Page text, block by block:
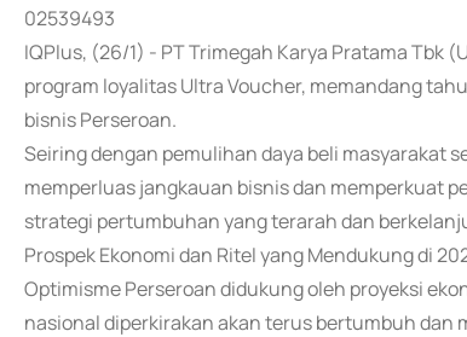
02539493
IQPlus, (26/1) - PT Trimegah Karya Pratama Tbk
program loyalitas Ultra Voucher, memandang
bisnis Perseroan.
Seiring dengan pemulihan daya beli masyarakat
memperluas jangkauan bisnis dan memperkuat
strategi pertumbuhan yang terarah dan
Prospek Ekonomi dan Ritel yang Mendukung di
Optimisme Perseroan didukung oleh proyeksi
nasional diperkirakan akan terus bertumbuh